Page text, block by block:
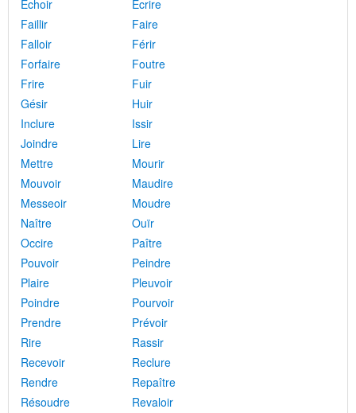
Échoir
Écrire
Faillir
Faire
Falloir
Férir
Forfaire
Foutre
Frire
Fuir
Gésir
Huir
Inclure
Issir
Joindre
Lire
Mettre
Mourir
Mouvoir
Maudire
Messeoir
Moudre
Naître
Ouïr
Occire
Paître
Pouvoir
Peindre
Plaire
Pleuvoir
Poindre
Pourvoir
Prendre
Prévoir
Rire
Rassir
Recevoir
Reclure
Rendre
Repaître
Résoudre
Revaloir